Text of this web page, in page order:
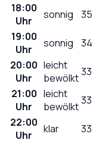
18:00
Uhr
sonnig 35
19:00
Uhr
sonnig 34
20:00
Uhr
leicht
bewölkt33
21:00
Uhr
leicht
bewölkt33
22:00
Uhr
klar 33